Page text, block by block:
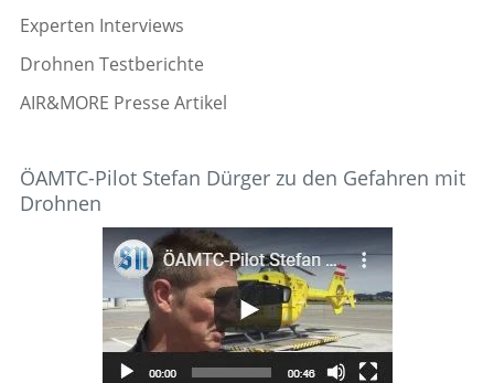
Experten Interviews
Drohnen Testberichte
AIR&MORE Presse Artikel
ÖAMTC-Pilot Stefan Dürger zu den Gefahren mit
Drohnen